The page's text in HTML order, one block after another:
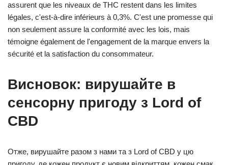
assurent que les niveaux de THC restent dans les limites
légales, c'est-à-dire inférieurs à 0,3%. C'est une promesse qui
non seulement assure la conformité avec les lois, mais
témoigne également de l'engagement de la marque envers la
sécurité et la satisfaction du consommateur.
Висновок: вирушайте в
сенсорну пригоду з Lord of
CBD
Отже, вирушайте разом з нами та з Lord of CBD у цю